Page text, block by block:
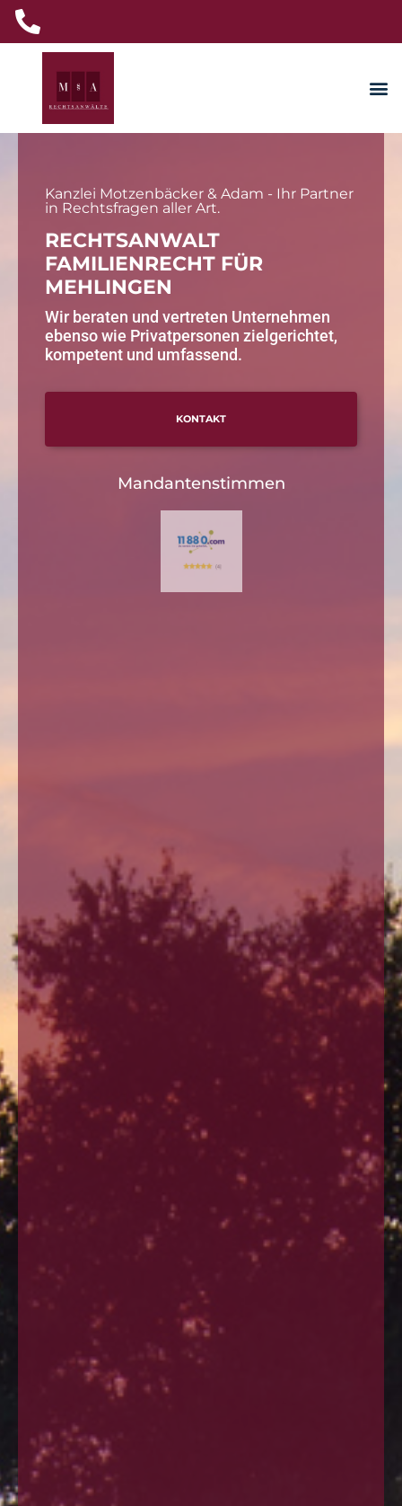
Kanzlei Motzenbäcker & Adam - Ihr Partner
in Rechtsfragen aller Art.
RECHTSANWALT
FAMILIENRECHT FÜR
MEHLINGEN
Wir beraten und vertreten Unternehmen
ebenso wie Privatpersonen zielgerichtet,
kompetent und umfassend.
KONTAKT
Mandantenstimmen